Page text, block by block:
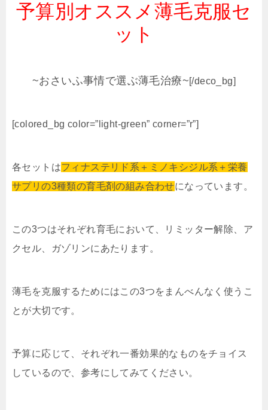
予算別オススメ薄毛克服セ
ット
~おさいふ事情で選ぶ薄毛治療~[/deco_bg]
[colored_bg color=”light‐green” corner=”r”]
各セットはフィナステリド系＋ミノキシジル系＋栄養
サプリの3種類の育毛剤の組み合わせになっています。
この3つはそれぞれ育毛において、リミッター解除、ア
クセル、ガゾリンにあたります。
薄毛を克服するためにはこの3つをまんべんなく使うこ
とが大切です。
予算に応じて、それぞれ一番効果的なものをチョイス
しているので、参考にしてみてください。